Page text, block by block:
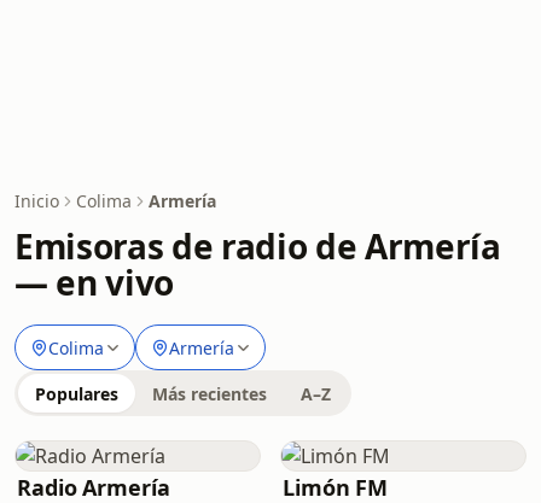
Inicio Colima Armería
Emisoras de radio de Armería
— en vivo
Colima Armería
Populares Más recientes A–Z
Radio Armería Limón FM